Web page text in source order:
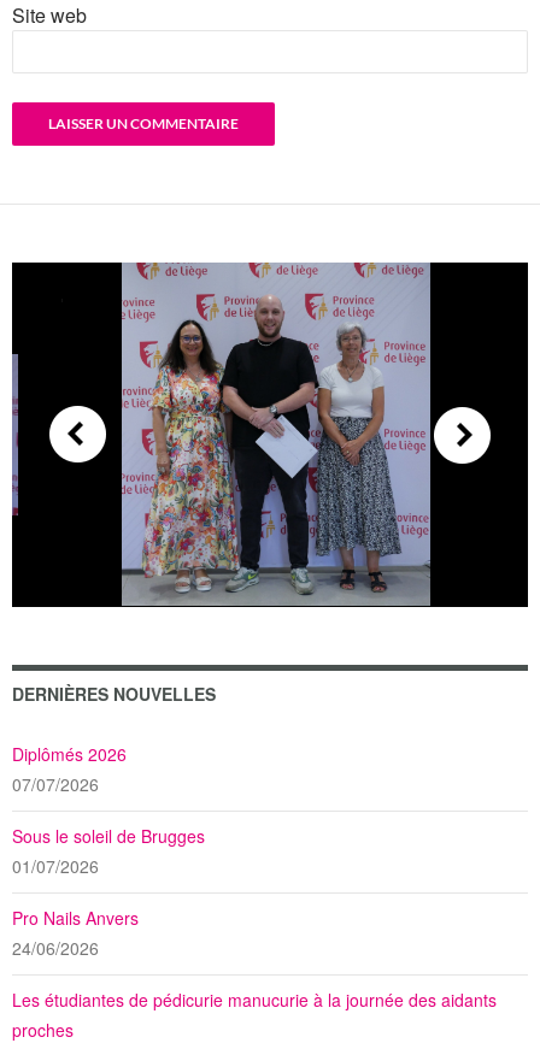
Site web
DERNIÈRES NOUVELLES
Diplômés 2026
07/07/2026
Sous le soleil de Brugges
01/07/2026
Pro Nails Anvers
24/06/2026
Les étudiantes de pédicurie manucurie à la journée des aidants
proches